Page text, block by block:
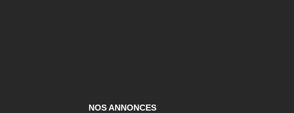
NOS ANNONCES